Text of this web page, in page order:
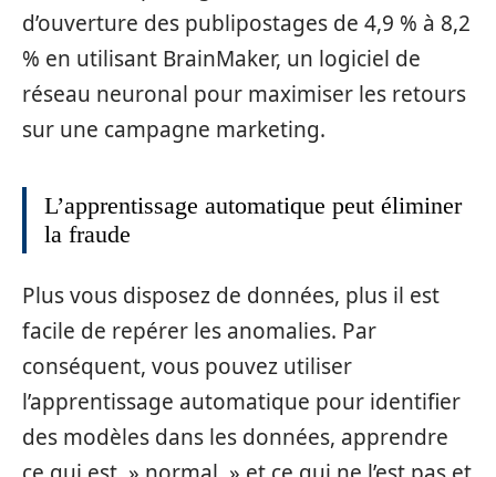
d’ouverture des publipostages de 4,9 % à 8,2
% en utilisant BrainMaker, un logiciel de
réseau neuronal pour maximiser les retours
sur une campagne marketing.
L’apprentissage automatique peut éliminer
la fraude
Plus vous disposez de données, plus il est
facile de repérer les anomalies. Par
conséquent, vous pouvez utiliser
l’apprentissage automatique pour identifier
des modèles dans les données, apprendre